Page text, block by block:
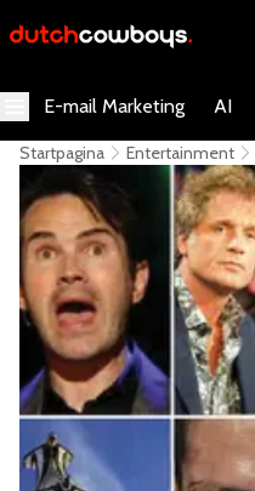
E-mail Marketing AI
Startpagina Entertainment